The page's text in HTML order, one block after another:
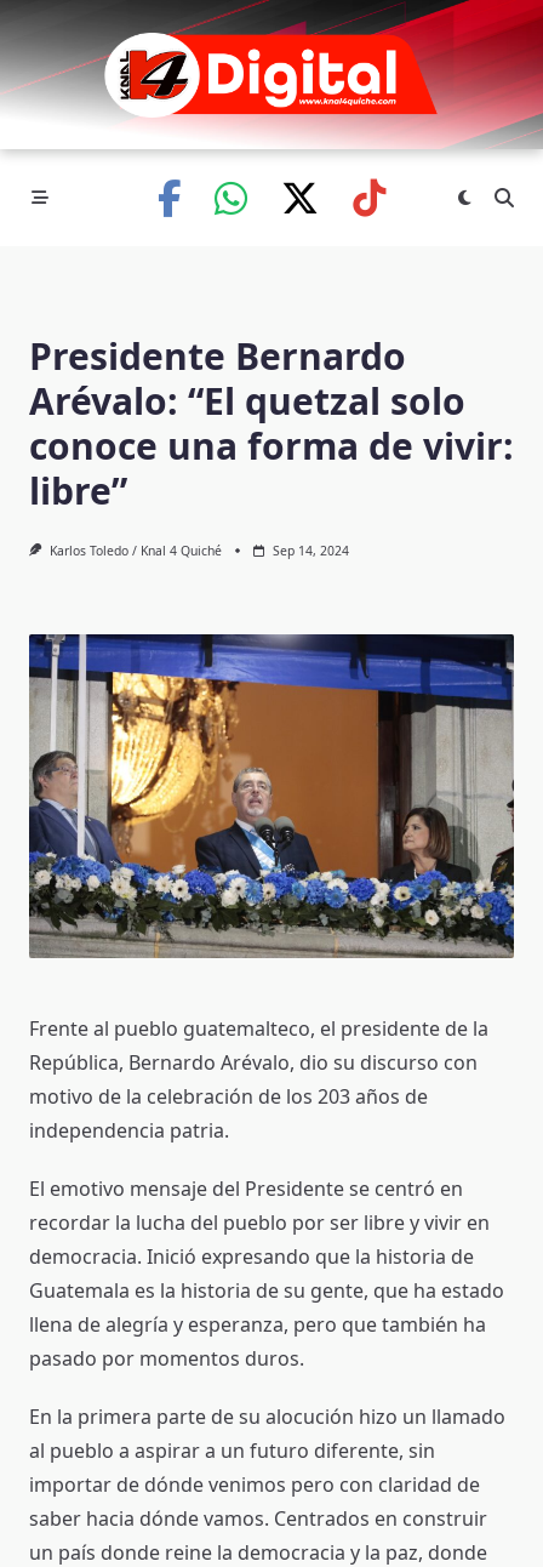
Skip
content
Presidente Bernardo
Arévalo: “El quetzal solo
conoce una forma de vivir:
libre”
Karlos Toledo / Knal 4 Quiché Sep 14, 2024
Frente al pueblo guatemalteco, el presidente de la
República, Bernardo Arévalo, dio su discurso con
motivo de la celebración de los 203 años de
independencia patria.
El emotivo mensaje del Presidente se centró en
recordar la lucha del pueblo por ser libre y vivir en
democracia. Inició expresando que la historia de
Guatemala es la historia de su gente, que ha estado
llena de alegría y esperanza, pero que también ha
pasado por momentos duros.
En la primera parte de su alocución hizo un llamado
al pueblo a aspirar a un futuro diferente, sin
importar de dónde venimos pero con claridad de
saber hacia dónde vamos. Centrados en construir
un país donde reine la democracia y la paz, donde